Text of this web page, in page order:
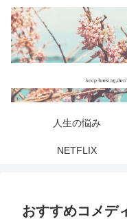
人生の悩み
NETFLIX
おすすめコメデ